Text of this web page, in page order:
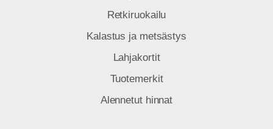
Retkiruokailu
Kalastus ja metsästys
Lahjakortit
Tuotemerkit
Alennetut hinnat